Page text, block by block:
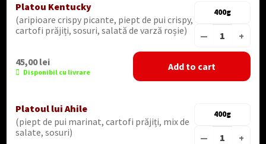
Platou Kentucky
(aripioare crispy picante, piept de pui crispy,
cartofi prăjiți, sosuri, salată de varză roșie)
400g
— +
45,00lei
Disponibil cu livrare Add to cart
Platoul lui Ahile
(piept de pui marinat, cartofi prăjiți, mix de
salate, sosuri)
400g
— +